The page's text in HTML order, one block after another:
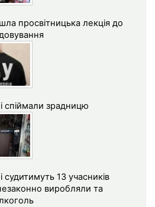
просвітницька лекція до
спіймали зрадницю
13 учасників
виробляли та